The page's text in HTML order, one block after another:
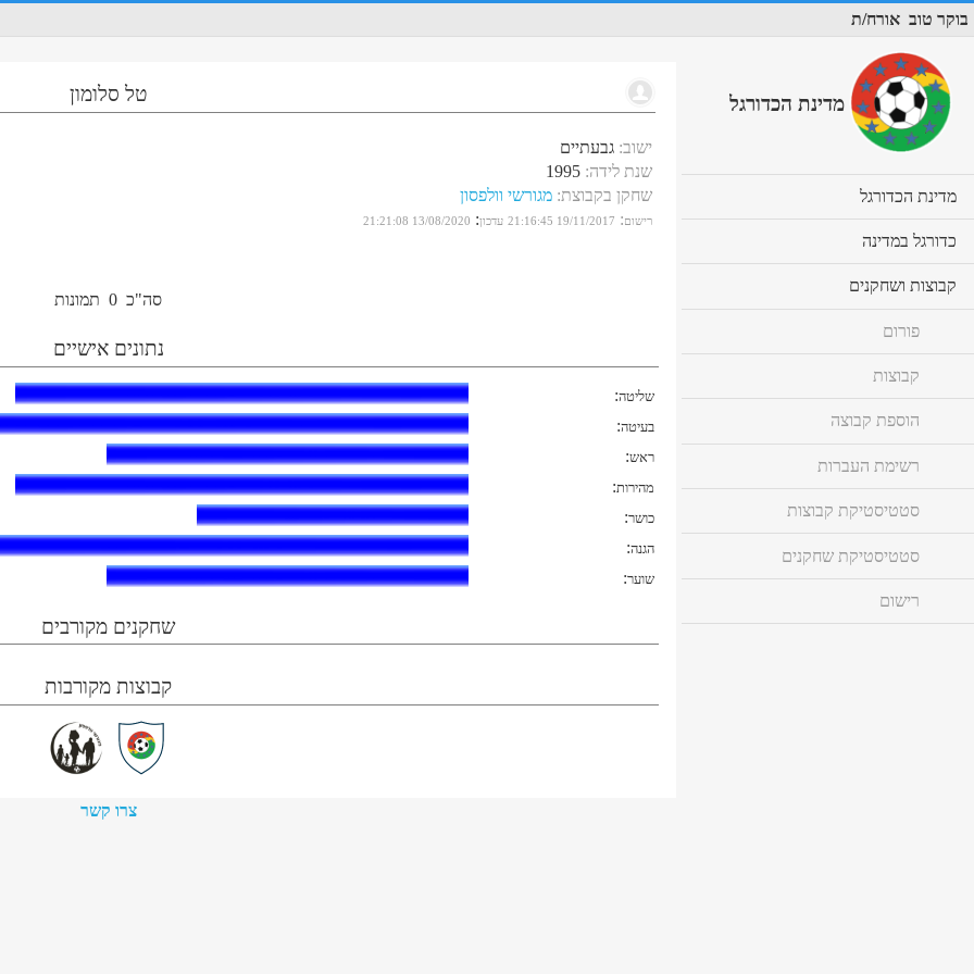
בוקר טוב אורח/ת
טל סלומון
ישוב: גבעתיים
שנת לידה:
1995
שחקן בקבוצת: מגורשי וולפסון
רישום:
19/11/2017 21:16:45 עדכון:
13/08/2020 21:21:08
סה"כ 0 תמונות
נתונים אישיים
שליטה:
בעיטה:
ראש:
מהירות:
כושר:
הגנה:
שוער:
שחקנים מקורבים
קבוצות מקורבות
צרו קשר
מדינת הכדורגל
מדינת הכדורגל
to
כדורגל במדינה
to
קבוצות ושחקנים
to
פורום
קבוצות
הוספת קבוצה
רשימת העברות
סטטיסטיקת קבוצות
סטטיסטיקת שחקנים
רישום